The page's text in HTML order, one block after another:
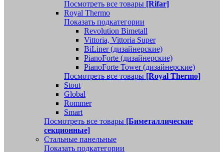
Посмотреть все товары [Rifar]
Royal Thermo
Показать подкатегории
Revolution Bimetall
Vittoria, Vittoria Super
BiLiner (дизайнерские)
PianoForte (дизайнерские)
PianoForte Tower (дизайнерские)
Посмотреть все товары [Royal Thermo]
Stout
Global
Rommer
Smart
Посмотреть все товары [Биметаллические
секционные]
Стальные панельные
Показать подкатегории